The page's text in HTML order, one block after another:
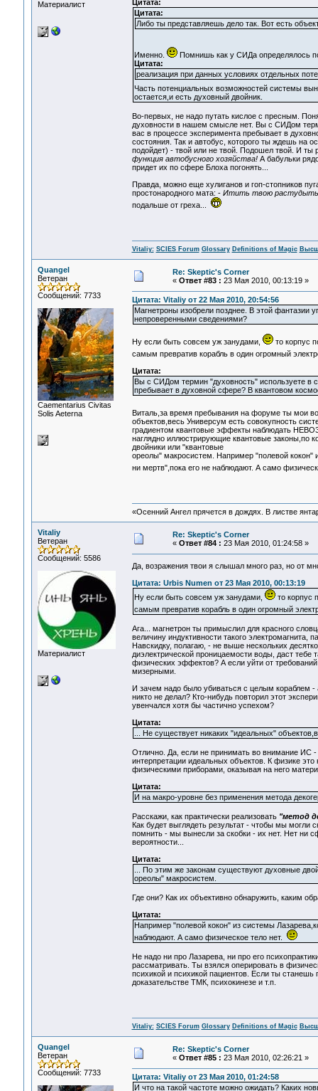
Материалист
Цитата:
Цитата:
Либо ты представляешь дело так. Вот есть
Именно.
Помнишь как у СИДа определялось
Цитата:
реализация при данных условиях отдельных
Часть потенциальных возможностей системы
остается,и есть духовный двойник.
Во-первых, не надо путать кислое с пресным.
духовности в нашем смысле нет. Вы с СИДом
вас в процессе эксперимента пребывает в
состояния. Так и автобус, которого ты ждешь на
подойдет) - твой или не твой. Подошел твой. И ты
функция автобусного хозяйства!А бабульки
придет их по сфере Блоха погонять...
Правда, можно еще хулиганов и гоп-стопников
простонародного мата: - Итить твою растудыть,
подальше от греха...
Vitaliy: SCIES Forum Glossary Definitions of Magic
Quangel
Ветеран
Сообщений: 7733
Сaementarius Civitas
Solis Aeterna
Re: Skeptic's Corner
« Ответ #83 : 23 Мая 2010, 00:13:19 »
Цитата: Vitaliy от 22 Мая 2010, 20:54:56
Магнетроны изобрели позднее. В этой фантазии
непроверенными сведениями?
Ну если быть совсем уж занудами,
то корпус
самым превратив корабль в один огромный
Цитата:
Вы с СИДом термин "духовность" используете в
пребывает в духовной сфере? В квантовом
Виталь,за время пребывания на форуме ты мои
объектов,весь Универсум есть совокупность
градиентом квантовые эффекты наблюдать
наглядно иллюстрирующие квантовые законы,по
двойники или "квантовые
ореолы" макросистем. Например "полевой кокон"
ни мертв",пока его не наблюдают. А само
«Осенний Ангел прячется в дождях. В листве
Vitaliy
Ветеран
Сообщений: 5586
Материалист
Re: Skeptic's Corner
« Ответ #84 : 23 Мая 2010, 01:24:58 »
Да, возражения твои я слышал много раз, но от
Цитата: Urbis Numen от 23 Мая 2010, 00:13:19
Ну если быть совсем уж занудами,
то корпус
самым превратив корабль в один огромный
Ага... магнетрон ты примыслил для красного
величину индуктивности такого
Навскидку, полагаю, - не выше нескольких
диэлектрической проницаемости воды, даст
физических эффектов? А если уйти от
мизерными.
И зачем надо было убиваться с целым кораблем
никто не делал? Кто-нибудь повторил этот
увенчался хотя бы частично успехом?
Цитата:
... Не существует никаких "идеальных"
Отлично. Да, если не принимать во внимание ИС
интерпретации идеальных объектов. К физике
физическими приборами, оказывая на него
Цитата:
И на макро-уровне без применения метода
Расскажи, как практически реализовать "метод
Как будет выглядеть результат - чтобы мы
помнить - мы вынесли за скобки - их нет. Нет ни
вероятности...
Цитата:
... По этим же законам существуют духовные
ореолы" макросистем.
Где они? Как их объективно обнаружить, каким
Цитата:
Например "полевой кокон" из системы
наблюдают. А само физическое тело нет.
Не надо ни про Лазарева, ни про его
рассматривать. Ты взялся оперировать в
психикой и психикой пациентов. Если ты
доказательстве ТМК, психокинезе и т.п.
Vitaliy: SCIES Forum Glossary Definitions of Magic
Quangel
Ветеран
Сообщений: 7733
Re: Skeptic's Corner
« Ответ #85 : 23 Мая 2010, 02:26:21 »
Цитата: Vitaliy от 23 Мая 2010, 01:24:58
И что на такой частоте можно ожидать? Каких